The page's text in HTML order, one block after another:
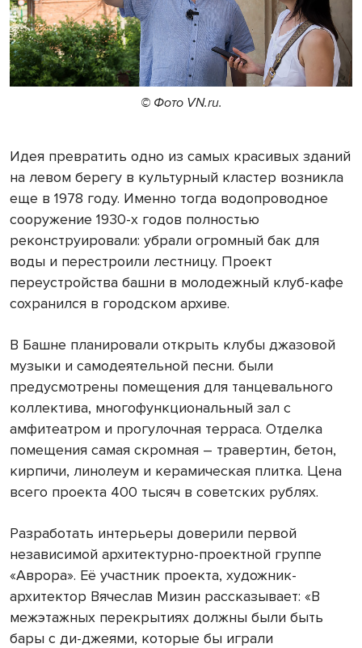
© Фото VN.ru.
Идея превратить одно из самых красивых зданий
на левом берегу в культурный кластер возникла
еще в 1978 году. Именно тогда водопроводное
сооружение 1930-х годов полностью
реконструировали: убрали огромный бак для
воды и перестроили лестницу. Проект
переустройства башни в молодежный клуб-кафе
сохранился в городском архиве.
В Башне планировали открыть клубы джазовой
музыки и самодеятельной песни. были
предусмотрены помещения для танцевального
коллектива, многофункциональный зал с
амфитеатром и прогулочная терраса. Отделка
помещения самая скромная – травертин, бетон,
кирпичи, линолеум и керамическая плитка. Цена
всего проекта 400 тысяч в советских рублях.
Разработать интерьеры доверили первой
независимой архитектурно-проектной группе
«Аврора». Её участник проекта, художник-
архитектор Вячеслав Мизин рассказывает: «В
межэтажных перекрытиях должны были быть
бары с ди-джеями, которые бы играли